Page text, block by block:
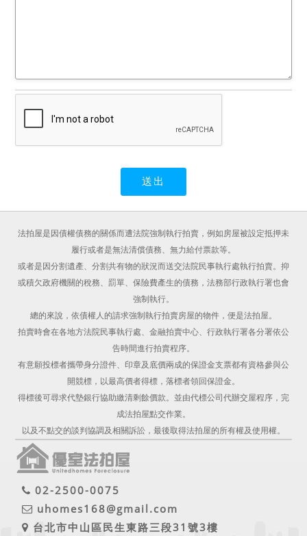
法拍屋是因債權債務的關係而遭法院強制執行拍賣，例如房屋被設定抵押未
履行或者是無法清償債務、無力給付票款等。
或者是因分割遺產、分割共有物的狀況而送交法院民事執行處執行拍賣。抑
或積欠政府機關的稅務、罰單、保險費產生的債務，法務部行政執行署也會
強制執行。
總的來說，依債權人的請求強制執行拍賣房屋的物件，便是法拍屋。
拍賣時會在各地方法院民事執行處、金融拍賣中心、行政執行署各分署依公
告時間進行拍賣程序。
有意願投標者攜帶身分證件、印章及底價兩成的保證金支票都有資格參與公
開競標，以最高價者得標，落標者領回保證金。
得標後可尋求代墊銀行協助繳清剩餘價款。並由代標公司代辦交屋程序，完
成法拍屋點交作業。
以及不點交的談判協調及相關訴訟，最後取得法拍屋的所有權及使用權。
02-2500-0075
uhomes168@gmail.com
台北市中山區民生東路三段31號3樓